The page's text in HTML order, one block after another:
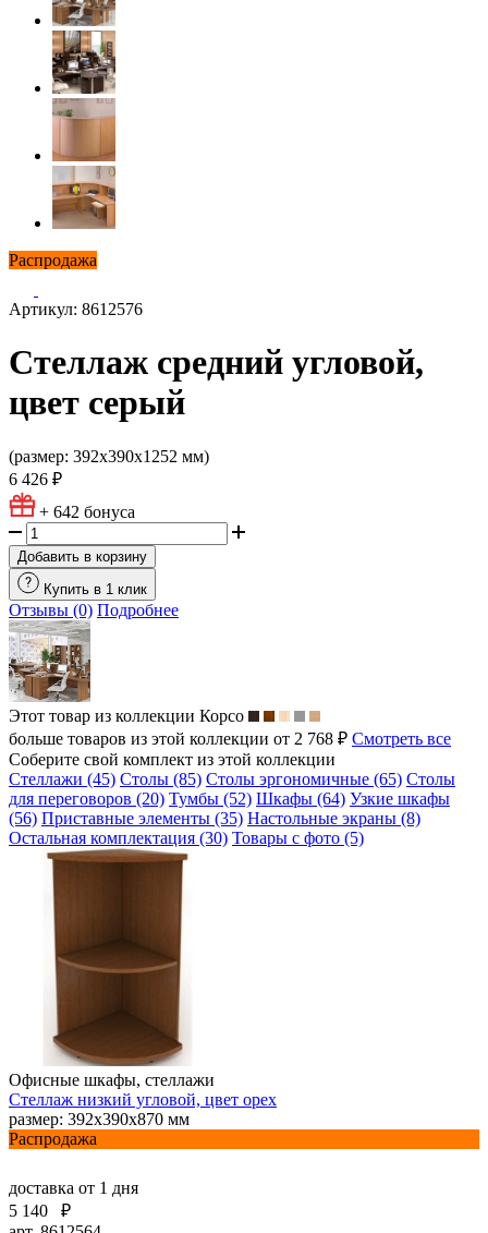
Распродажа
Артикул: 8612576
Стеллаж средний угловой,
цвет серый
(размер: 392х390х1252 мм)
6 426 ₽
+ 642 бонуса
Добавить в корзину
Купить в 1 клик
Отзывы (0) Подробнее
Этот товар из коллекции Корсо
больше товаров из этой коллекции от 2 768 ₽ Смотреть все
Соберите свой комплект из этой коллекции
Стеллажи (45) Столы (85) Столы эргономичные (65) Столы
для переговоров (20) Тумбы (52) Шкафы (64) Узкие шкафы
(56) Приставные элементы (35) Настольные экраны (8)
Остальная комплектация (30) Товары с фото (5)
Офисные шкафы, стеллажи
Стеллаж низкий угловой, цвет орех
размер: 392х390х870 мм
Распродажа
доставка от 1 дня
5 140
₽